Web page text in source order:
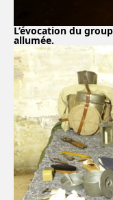
L’évocation du
allumée.